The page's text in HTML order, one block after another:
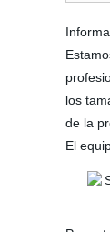
los
de la
El